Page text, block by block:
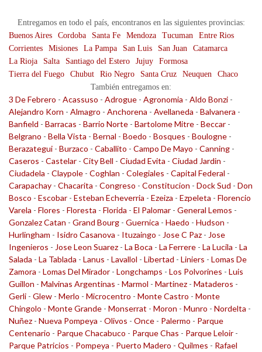
Entregamos en todo el país, encontranos en las siguientes provincias:
Buenos Aires
Cordoba Santa Fe Mendoza Tucuman
Entre Rios
Corrientes
Misiones La Pampa San Luis San Juan
Catamarca
La Rioja
Salta Santiago del Estero Jujuy
Formosa
Tierra del Fuego
Chubut Rio Negro Santa Cruz Neuquen
Chaco
También entregamos en:
3 De Febrero - Acassuso - Adrogue - Agronomia - Aldo Bonzi -
Alejandro Korn - Almagro - Anchorena - Avellaneda - Balvanera -
Banfield - Barracas - Barrio Norte - Bartolome Mitre - Beccar -
Belgrano - Bella Vista - Bernal - Boedo - Bosques - Boulogne -
Berazategui - Burzaco - Caballito - Campo De Mayo - Canning -
Caseros - Castelar - City Bell - Ciudad Evita - Ciudad Jardin -
Ciudadela - Claypole - Coghlan - Colegiales - Capital Federal -
Carapachay - Chacarita - Congreso - Constitucion - Dock Sud - Don
Bosco - Escobar - Esteban Echeverria - Ezeiza - Ezpeleta - Florencio
Varela - Flores - Floresta - Florida - El Palomar - General Lemos -
Gonzalez Catan - Grand Bourg - Guernica - Haedo - Hudson -
Hurlingham - Isidro Casanova - Ituzaingo - Jose C Paz - Jose
Ingenieros - Jose Leon Suarez - La Boca - La Ferrere - La Lucila - La
Salada - La Tablada - Lanus - Lavallol - Libertad - Liniers - Lomas De
Zamora - Lomas Del Mirador - Longchamps - Los Polvorines - Luis
Guillon - Malvinas Argentinas - Marmol - Martinez - Mataderos -
Gerli - Glew - Merlo - Microcentro - Monte Castro - Monte
Chingolo - Monte Grande - Monserrat - Moron - Munro - Nordelta -
Nuñez - Nueva Pompeya - Olivos - Once - Palermo - Parque
Centenario - Parque Chacabuco - Parque Chas - Parque Leloir -
Parque Patricios - Pompeya - Puerto Madero - Quilmes - Rafael